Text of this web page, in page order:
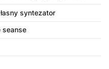
syntezator
seanse